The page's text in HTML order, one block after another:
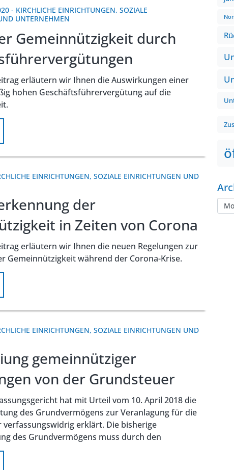
- KIRCHLICHE EINRICHTUNGEN,SOZIALE
UNTERNEHMEN
Gemeinnützigkeit durch
erläutern wir Ihnen die Auswirkungen einer
hohen Geschäftsführervergütung auf die
EINRICHTUNGEN,SOZIALE EINRICHTUNGEN UND
der
in Zeiten von Corona
erläutern wir Ihnen die neuen Regelungen zur
Gemeinnützigkeit während der Corona-Krise.
EINRICHTUNGEN,SOZIALE EINRICHTUNGEN UND
gemeinnütziger
von der Grundsteuer
hat mit Urteil vom 10. April 2018 die
des Grundvermögens zur Veranlagung für die
erklärt. Die bisherige
des Grundvermögens muss durch den